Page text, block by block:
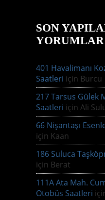
SON
YORUMLAR
401 Havalimanı
Saatleri için Burcu
217 Tarsus Gülek
Saatleri için Ali
66 Nişantaşı
için Kaan
186 Suluca
için Berat
111A Ata Mah.
Otobüs Saatleri